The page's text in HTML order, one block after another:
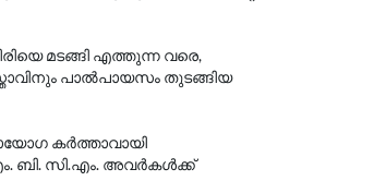
മടങ്ങി എത്തുന്ന വരെ,
പാൽപായസം തുടങ്ങിയ
കർത്താവായി
ബി. സി.എം. അവർകൾക്ക്